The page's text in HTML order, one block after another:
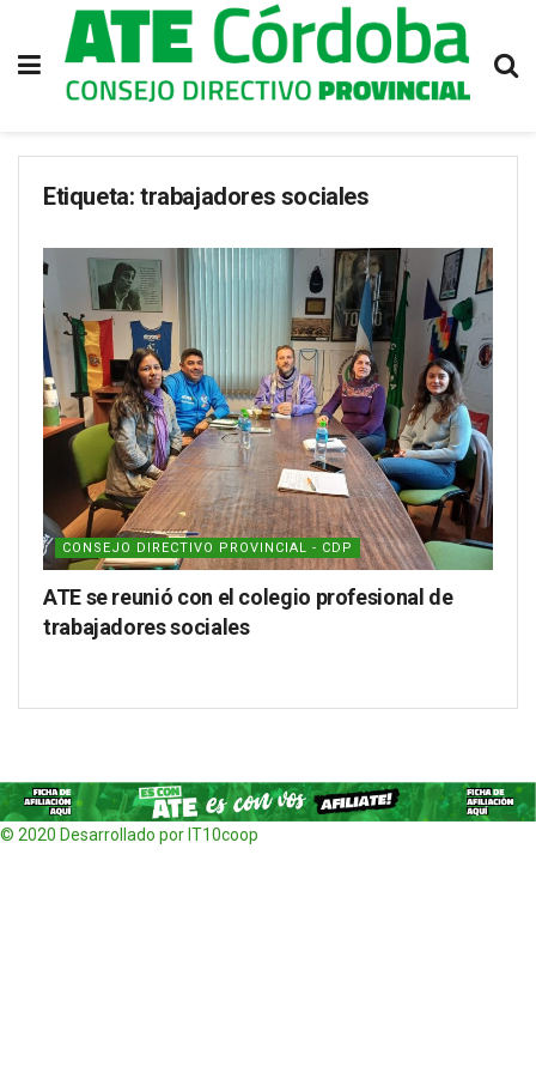
Etiqueta: trabajadores sociales
CONSEJO DIRECTIVO PROVINCIAL - CDP
ATE se reunió con el colegio profesional de
trabajadores sociales
© 2020 Desarrollado por IT10coop